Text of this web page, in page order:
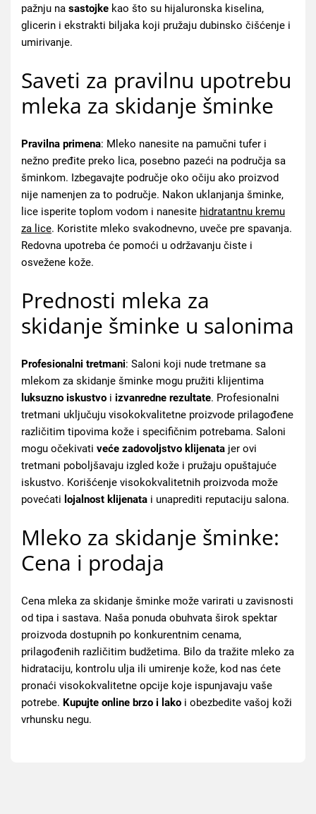
pažnju na sastojke kao što su hijaluronska kiselina,
glicerin i ekstrakti biljaka koji pružaju dubinsko čišćenje i
umirivanje.
Saveti za pravilnu upotrebu
mleka za skidanje šminke
Pravilna primena: Mleko nanesite na pamučni tufer i
nežno pređite preko lica, posebno pazeći na područja sa
šminkom. Izbegavajte područje oko očiju ako proizvod
nije namenjen za to područje. Nakon uklanjanja šminke,
lice isperite toplom vodom i nanesite hidratantnu kremu
za lice. Koristite mleko svakodnevno, uveče pre spavanja.
Redovna upotreba će pomoći u održavanju čiste i
osvežene kože.
Prednosti mleka za
skidanje šminke u salonima
Profesionalni tretmani: Saloni koji nude tretmane sa
mlekom za skidanje šminke mogu pružiti klijentima
luksuzno iskustvo i izvanredne rezultate. Profesionalni
tretmani uključuju visokokvalitetne proizvode prilagođene
različitim tipovima kože i specifičnim potrebama. Saloni
mogu očekivati veće zadovoljstvo klijenata jer ovi
tretmani poboljšavaju izgled kože i pružaju opuštajuće
iskustvo. Korišćenje visokokvalitetnih proizvoda može
povećati lojalnost klijenata i unaprediti reputaciju salona.
Mleko za skidanje šminke:
Cena i prodaja
Cena mleka za skidanje šminke može varirati u zavisnosti
od tipa i sastava. Naša ponuda obuhvata širok spektar
proizvoda dostupnih po konkurentnim cenama,
prilagođenih različitim budžetima. Bilo da tražite mleko za
hidrataciju, kontrolu ulja ili umirenje kože, kod nas ćete
pronaći visokokvalitetne opcije koje ispunjavaju vaše
potrebe. Kupujte online brzo i lako i obezbedite vašoj koži
vrhunsku negu.